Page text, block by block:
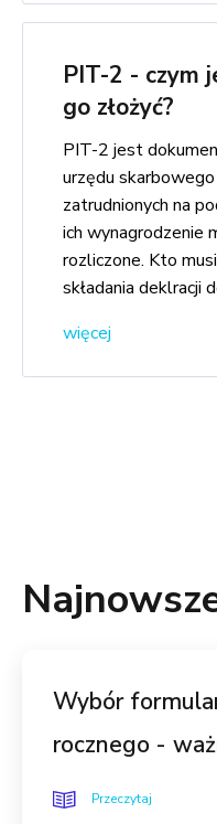
PIT-2 - czym
go złożyć?
PIT-2 jest
urzędu
zatrudnionych na
ich wynagrodzenie
rozliczone. Kto
składania deklracji
więcej
Wybór
rocznego -
Przeczytaj